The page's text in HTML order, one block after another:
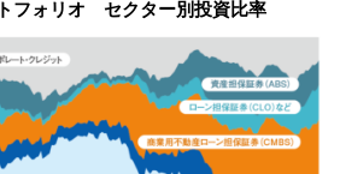
フォリオ セクター別投資比率